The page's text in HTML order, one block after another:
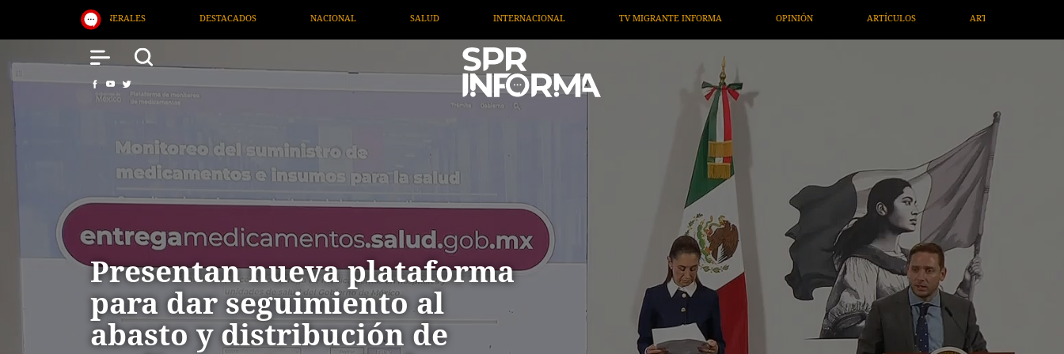
DESTACADOS NACIONAL SALUD INTERNACIONAL TV MIGRANTE INFORMA OPINIÓN ARTÍCULOS ARTE / ENTRETENIMIENTO ECONOMÍA / NEGOCIOS
Presentan nueva plataforma
para dar seguimiento al
abasto y distribución de